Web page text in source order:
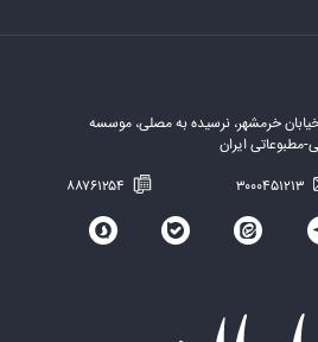
خیابان خرمشهر، نرسیده به مصلی، موسسه
مطبوعاتی ایران